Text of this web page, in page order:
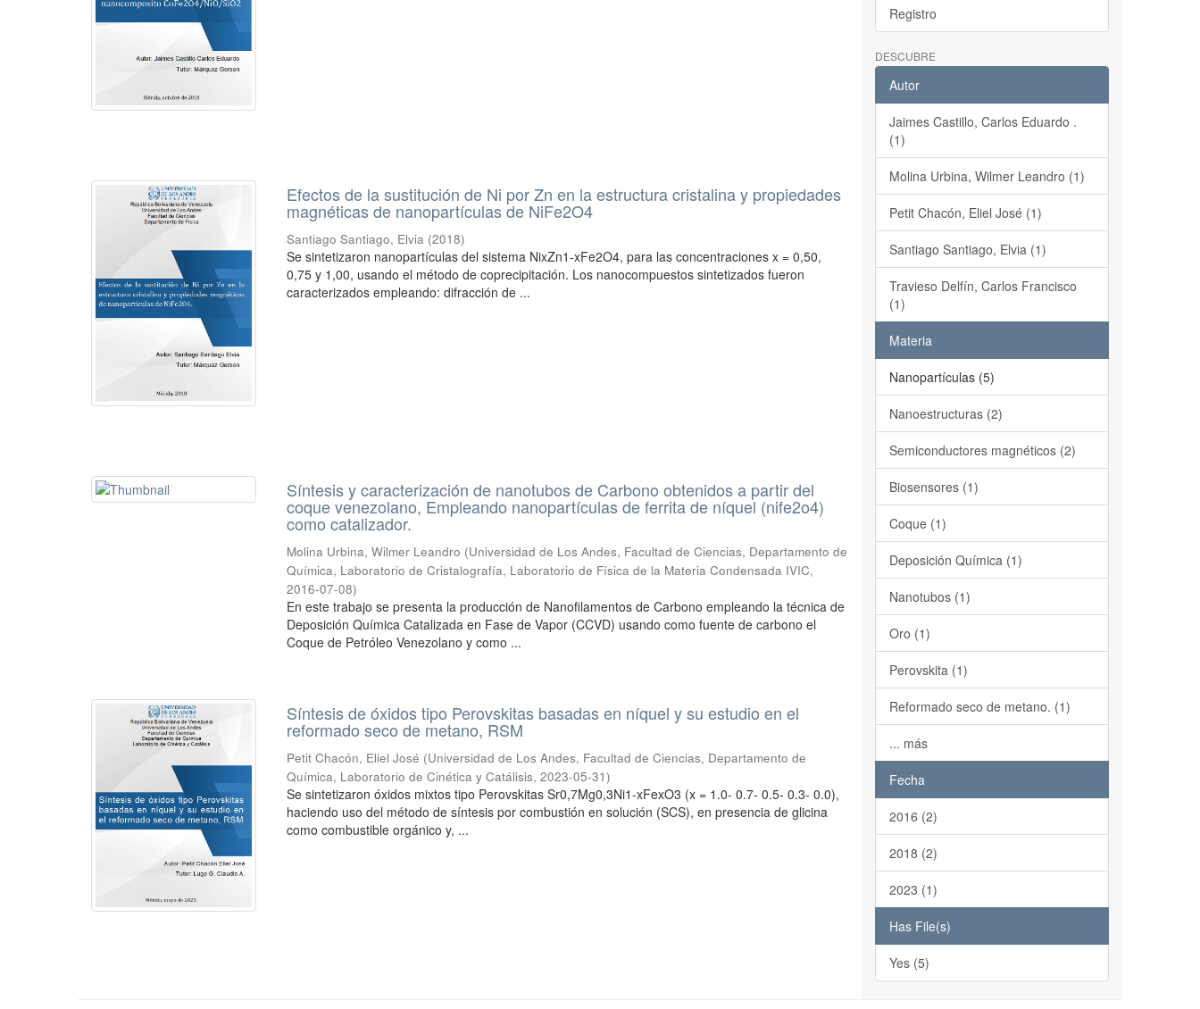
Efectos de la sustitución de Ni por Zn en la estructura cristalina y propiedades
magnéticas de nanopartículas de NiFe2O4
Santiago Santiago, Elvia (2018)
Se sintetizaron nanopartículas del sistema NixZn1-xFe2O4, para las concentraciones x = 0,50,
0,75 y 1,00, usando el método de coprecipitación. Los nanocompuestos sintetizados fueron
caracterizados empleando: difracción de ...
Síntesis y caracterización de nanotubos de Carbono obtenidos a partir del
coque venezolano, Empleando nanopartículas de ferrita de níquel (nife2o4)
como catalizador.
Molina Urbina, Wilmer Leandro (Universidad de Los Andes, Facultad de Ciencias, Departamento de
Química, Laboratorio de Cristalografía, Laboratorio de Física de la Materia Condensada IVIC,
2016-07-08)
En este trabajo se presenta la producción de Nanofilamentos de Carbono empleando la técnica de
Deposición Química Catalizada en Fase de Vapor (CCVD) usando como fuente de carbono el
Coque de Petróleo Venezolano y como ...
Síntesis de óxidos tipo Perovskitas basadas en níquel y su estudio en el
reformado seco de metano, RSM
Petit Chacón, Eliel José (Universidad de Los Andes, Facultad de Ciencias, Departamento de
Química, Laboratorio de Cinética y Catálisis,2023-05-31)
Se sintetizaron óxidos mixtos tipo Perovskitas Sr0,7Mg0,3Ni1-xFexO3 (x = 1.0- 0.7- 0.5- 0.3- 0.0),
haciendo uso del método de síntesis por combustión en solución (SCS), en presencia de glicina
como combustible orgánico y, ...
Registro
DESCUBRE
Autor
Jaimes Castillo, Carlos Eduardo .
(1)
Molina Urbina, Wilmer Leandro (1)
Petit Chacón, Eliel José (1)
Santiago Santiago, Elvia (1)
Travieso Delfín, Carlos Francisco
(1)
Materia
Nanopartículas (5)
Nanoestructuras (2)
Semiconductores magnéticos (2)
Biosensores (1)
Coque (1)
Deposición Química (1)
Nanotubos (1)
Oro (1)
Perovskita (1)
Reformado seco de metano. (1)
... más
Fecha
2016 (2)
2018 (2)
2023 (1)
Has File(s)
Yes (5)